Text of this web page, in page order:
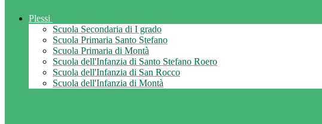
Plessi
Scuola Secondaria di I grado
Scuola Primaria Santo Stefano
Scuola Primaria di Montà
Scuola dell'Infanzia di Santo Stefano Roero
Scuola dell'Infanzia di San Rocco
Scuola dell'Infanzia di Montà